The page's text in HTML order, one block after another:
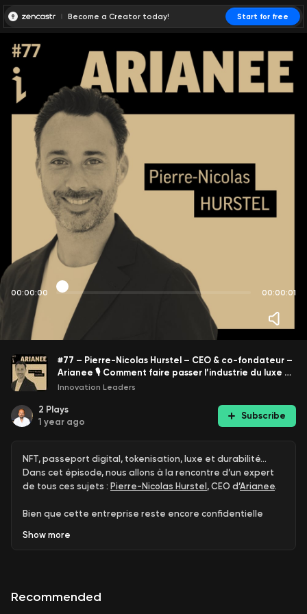
Become a Creator today! Start for free
00:00:00 00:00:01
#77 – Pierre-Nicolas Hurstel – CEO & co-fondateur –
Arianee 🎙️ Comment faire passer l’industrie du luxe au
niveau supérieur grâce au Web3
Innovation Leaders
2 Plays
1 year ago
Subscribe
NFT, passeport digital, tokenisation, luxe et durabilité…
Dans cet épisode, nous allons à la rencontre d’un expert
de tous ces sujets : Pierre-Nicolas Hurstel , CEO d’Arianee.
Bien que cette entreprise reste encore confidentielle
phénomène en pleine expansion qu’est la blockchain.
NFT.
Show more
Recommended